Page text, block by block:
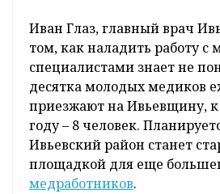
Иван Глаз, главный врач
том, как наладить работу
специалистами знает не
десятка молодых медиков
приезжают на Ивьевщину, к
году – 8 человек.
Ивьевский район станет
площадкой для еще
медработников.